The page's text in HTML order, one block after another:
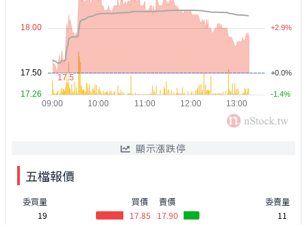
顯示漲跌停
五檔報價
委買量
買價
19
17.85
賣價
委賣量
17.90
11